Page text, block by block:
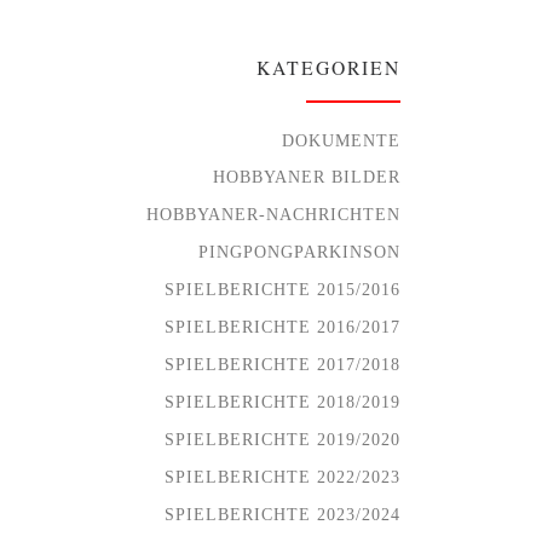
KATEGORIEN
DOKUMENTE
HOBBYANER BILDER
HOBBYANER-NACHRICHTEN
PINGPONGPARKINSON
SPIELBERICHTE 2015/2016
SPIELBERICHTE 2016/2017
SPIELBERICHTE 2017/2018
SPIELBERICHTE 2018/2019
SPIELBERICHTE 2019/2020
SPIELBERICHTE 2022/2023
SPIELBERICHTE 2023/2024